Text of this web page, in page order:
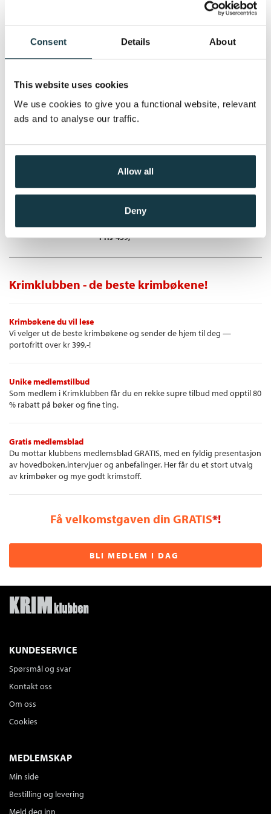
Consent Details About
This website uses cookies
We use cookies to give you a functional website, relevant
ads and to analyse our traffic.
Allow all
Deny
Harlan Coben
Nedlastbar lydbok
Funnet
Wilde /Harlan Coben
Nedlastbar lydbok
Pris 439,–
Krimklubben - de beste krimbøkene!
Krimbøkene du vil lese
Vi velger ut de beste krimbøkene og sender de hjem til deg —
portofritt over kr 399,-!
Unike medlemstilbud
Som medlem i Krimklubben får du en rekke supre tilbud med opptil 80
% rabatt på bøker og fine ting.
Gratis medlemsblad
Du mottar klubbens medlemsblad GRATIS, med en fyldig presentasjon
av hovedboken,intervjuer og anbefalinger. Her får du et stort utvalg
av krimbøker og mye godt krimstoff.
Få velkomstgaven din GRATIS*!
BLI MEDLEM I DAG
KUNDESERVICE
Spørsmål og svar
Kontakt oss
Om oss
Cookies
MEDLEMSKAP
Min side
Bestilling og levering
Meld deg inn